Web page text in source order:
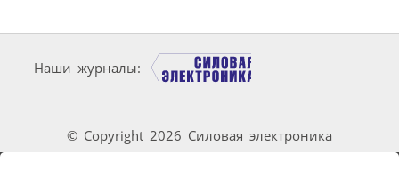
Наши журналы:
© Copyright 2026 Силовая электроника